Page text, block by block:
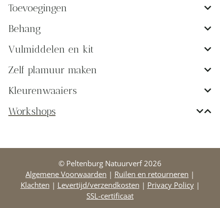
Toevoegingen
Behang
Vulmiddelen en kit
Zelf plamuur maken
Kleurenwaaiers
Workshops
© Peltenburg Natuurverf 2026
Algemene Voorwaarden | Ruilen en retourneren |
Klachten | Levertijd/verzendkosten | Privacy Policy|
SSL-certificaat